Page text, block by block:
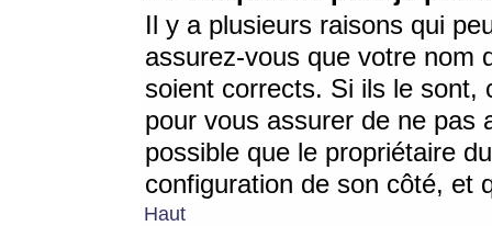
Il y a plusieurs raisons qui
assurez-vous que votre nom
soient corrects. Si ils le sont,
pour vous assurer de ne pas
possible que le propriétaire
configuration de son côté, et
Haut